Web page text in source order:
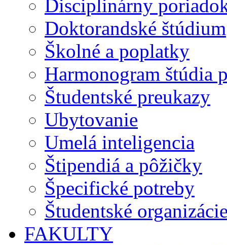
Disciplinárny
Doktorandské štúdium
Školné a poplatky
Harmonogram štúdia
Študentské preukazy
Ubytovanie
Umelá inteligencia
Štipendiá a pôžičky
Špecifické potreby
Študentské
FAKULTY